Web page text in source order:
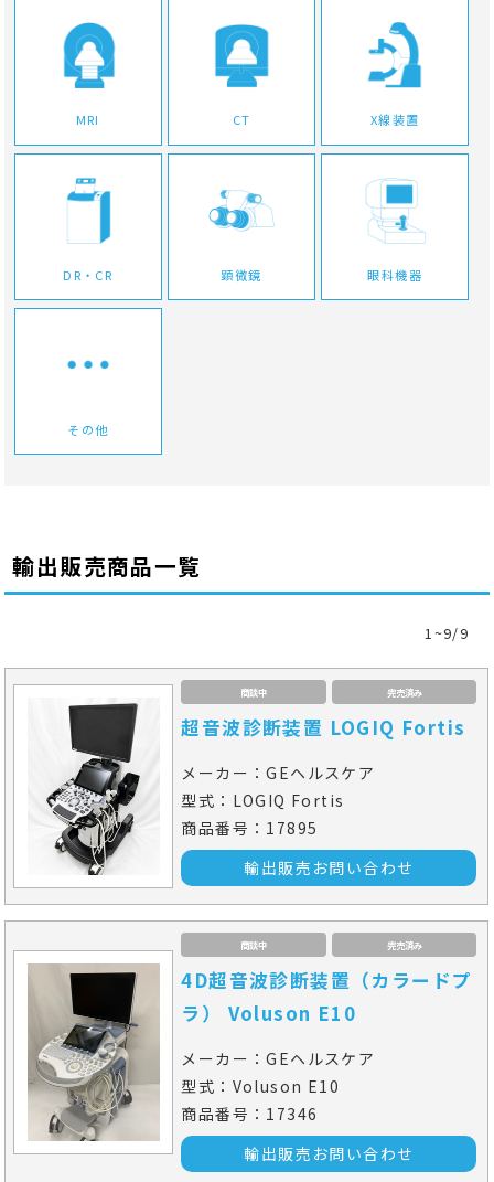
MRI CT X線装置
DR・CR 顕微鏡 眼科機器
その他
輸出販売商品一覧
1~9/9
商談中 完売済み
超音波診断装置 LOGIQ Fortis
メーカー：GEヘルスケア
型式：LOGIQ Fortis
商品番号：17895
輸出販売お問い合わせ
商談中 完売済み
4D超音波診断装置（カラードプ
ラ） Voluson E10
メーカー：GEヘルスケア
型式：Voluson E10
商品番号：17346
輸出販売お問い合わせ